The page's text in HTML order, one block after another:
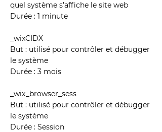
quel système s’affiche le site web
Durée : 1 minute
_wixCIDX
But : utilisé pour contrôler et débugger
le système
Durée : 3 mois
_wix_browser_sess
But : utilisé pour contrôler et débugger
le système
Durée : Session